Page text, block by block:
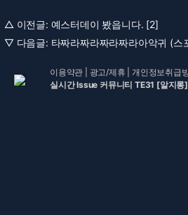
△ 이전글: 예스터데이 봤읍니다. [2]
▽ 다음글: 타짜라짜라짜라짜라아악귀 (
이용약관 광고/제휴 |개인정보취급
실시간 Issue 커뮤니티 TE31 [알지